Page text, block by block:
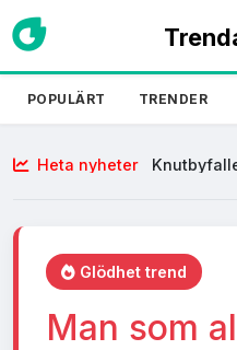
POPULÄRT TRENDER
Heta nyheter
Glödhet trend
Man som